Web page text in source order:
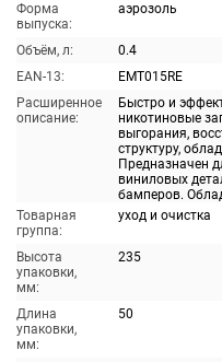
Форма
выпуска:
аэрозоль
Объём, л:
0.4
EAN-13:
EMT015RE
Расширенное
описание:
Быстро и
никотиновые
выгорания,
структуру,
Предназначен
виниловых
бамперов.
Товарная
группа:
уход и очистка
Высота
упаковки,
мм:
235
Длина
упаковки,
мм:
50